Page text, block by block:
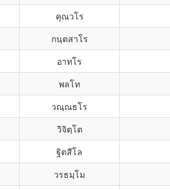
คุณวโร
กนฺตสาโร
อาทโร
พลโท
วณฺณธโร
วิจิตฺโต
ฐิตสีโล
วรธมฺโม